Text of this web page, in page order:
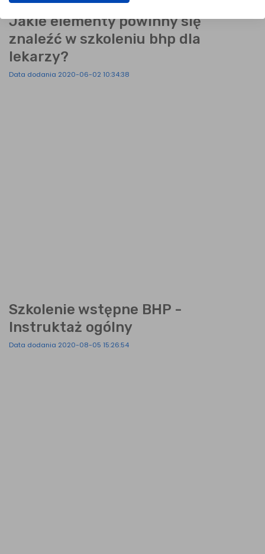
Jakie elementy powinny się
znaleźć w szkoleniu bhp dla
lekarzy?
Data dodania 2020-06-02 10:34:38
Szkolenie wstępne BHP -
Instruktaż ogólny
Data dodania 2020-08-05 15:26:54